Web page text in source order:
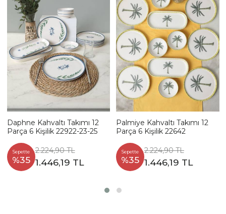
Daphne Kahvaltı Takımı 12
Parça 6 Kişilik 22922-23-25
Sepette
%35
2.224,90 TL
1.446,19 TL
Palmiye Kahvaltı Takımı 12
Parça 6 Kişilik 22642
Sepette
%35
2.224,90 TL
1.446,19 TL